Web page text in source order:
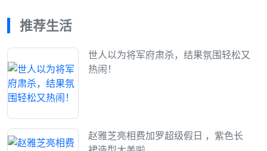
推荐生活
世人以为将军府肃杀，结果氛围轻松又
热闹！
赵雅芝亮相费加罗超级假日 ，紫色长